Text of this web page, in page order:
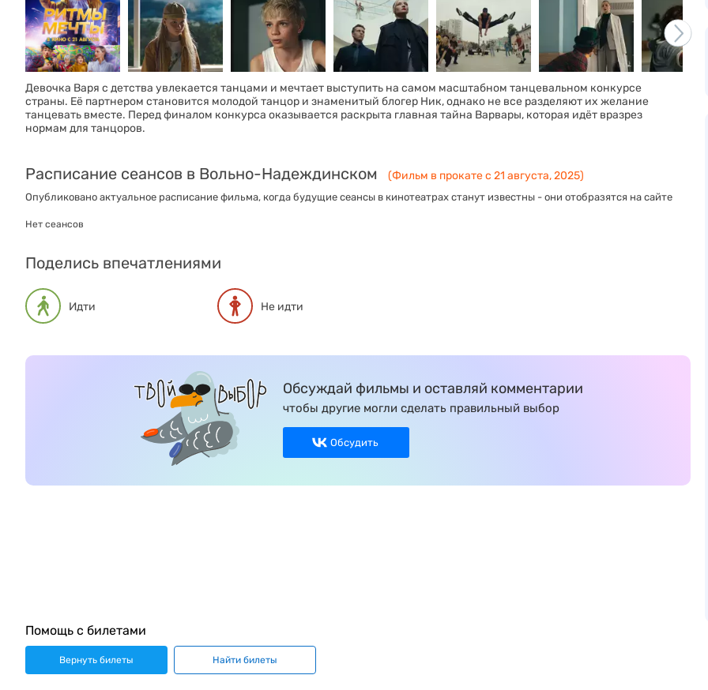
Девочка Варя с детства увлекается танцами и мечтает выступить на самом масштабном танцевальном конкурсе
страны. Её партнером становится молодой танцор и знаменитый блогер Ник, однако не все разделяют их желание
танцевать вместе. Перед финалом конкурса оказывается раскрыта главная тайна Варвары, которая идёт вразрез
нормам для танцоров.
Расписание сеансов в Вольно-Надеждинском (Фильм в прокате с 21 августа, 2025)
Опубликовано актуальное расписание фильма, когда будущие сеансы в кинотеатрах станут известны - они отобразятся на сайте
Нет сеансов
Поделись впечатлениями
Идти Не идти
Обсуждай фильмы и оставляй комментарии
чтобы другие могли сделать правильный выбор
Обсудить
Помощь с билетами
Вернуть билеты Найти билеты